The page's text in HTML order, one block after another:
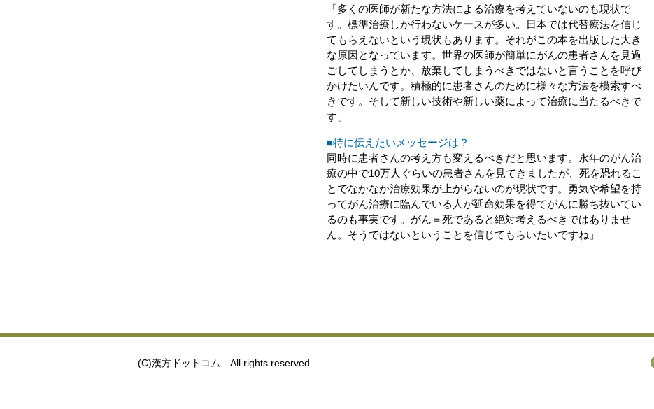
「多くの医師が新たな方法による治療を考えていないのも現状で
す。標準治療しか行わないケースが多い。日本では代替療法を信じ
てもらえないという現状もあります。それがこの本を出版した大き
な原因となっています。世界の医師が簡単にがんの患者さんを見過
ごしてしまうとか、放棄してしまうべきではないと言うことを呼び
かけたいんです。積極的に患者さんのために様々な方法を模索すべ
きです。そして新しい技術や新しい薬によって治療に当たるべきで
す」
■特に伝えたいメッセージは？
同時に患者さんの考え方も変えるべきだと思います。永年のがん治
療の中で10万人ぐらいの患者さんを見てきましたが、死を恐れるこ
とでなかなか治療効果が上がらないのが現状です。勇気や希望を持
ってがん治療に臨んでいる人が延命効果を得てがんに勝ち抜いてい
るのも事実です。がん＝死であると絶対考えるべきではありませ
ん。そうではないということを信じてもらいたいですね」
(C)漢方ドットコム All rights reserved.